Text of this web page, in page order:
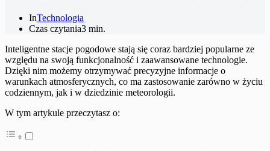
InTechnologia
Czas czytania3 min.
Inteligentne stacje pogodowe stają się coraz bardziej popularne ze
względu na swoją funkcjonalność i zaawansowane technologie.
Dzięki nim możemy otrzymywać precyzyjne informacje o
warunkach atmosferycznych, co ma zastosowanie zarówno w życiu
codziennym, jak i w dziedzinie meteorologii.
W tym artykule przeczytasz o: